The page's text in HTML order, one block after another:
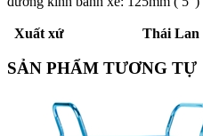
Xuất xứ Thái Lan
SẢN PHẨM TƯƠNG TỰ